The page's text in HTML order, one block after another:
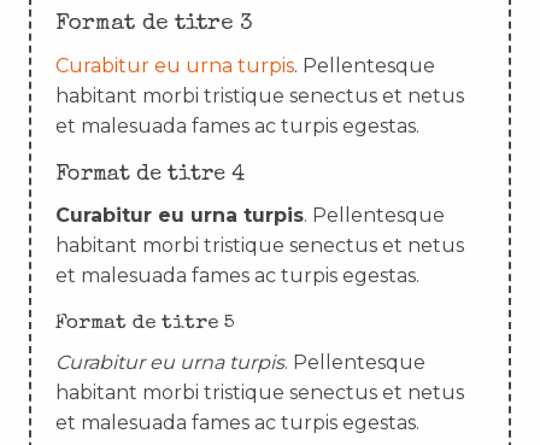
Format de titre 3
Curabitur eu urna turpis. Pellentesque
habitant morbi tristique senectus et netus
et malesuada fames ac turpis egestas.
Format de titre 4
Curabitur eu urna turpis. Pellentesque
habitant morbi tristique senectus et netus
et malesuada fames ac turpis egestas.
Format de titre 5
Curabitur eu urna turpis. Pellentesque
habitant morbi tristique senectus et netus
et malesuada fames ac turpis egestas.